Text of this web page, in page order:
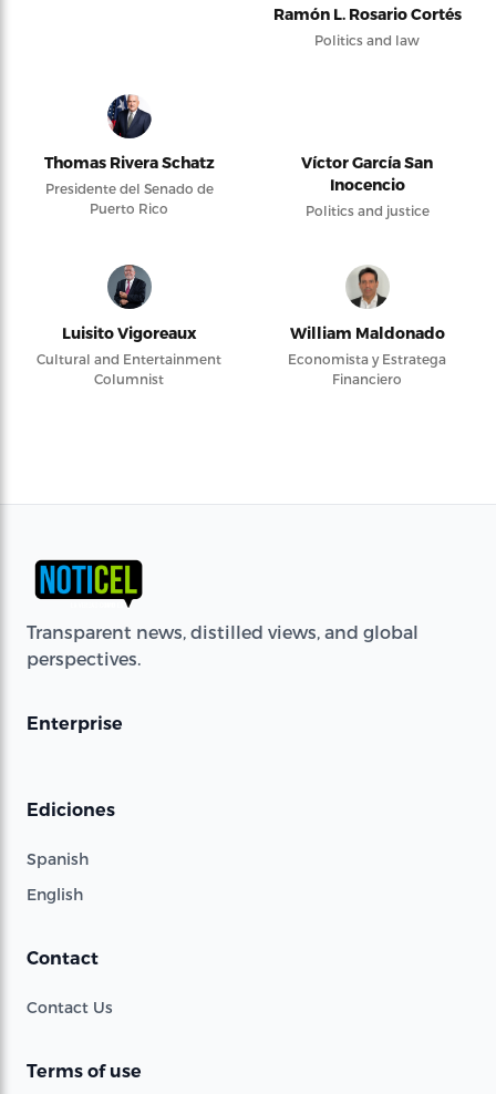
Ramón L. Rosario Cortés
Politics and law
Thomas Rivera Schatz
Presidente del Senado de
Puerto Rico
Víctor García San
Inocencio
Politics and justice
Luisito Vigoreaux
Cultural and Entertainment
Columnist
William Maldonado
Economista y Estratega
Financiero
Transparent news, distilled views, and global
perspectives.
Enterprise
Ediciones
Spanish
English
Contact
Contact Us
Terms of use